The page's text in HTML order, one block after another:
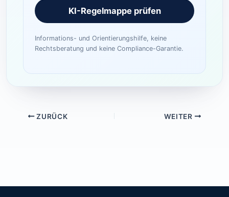
KI-Regelmappe prüfen
Informations- und Orientierungshilfe, keine
Rechtsberatung und keine Compliance-Garantie.
ZURÜCK WEITER